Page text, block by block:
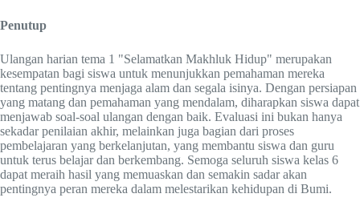
Penutup
Ulangan harian tema 1 "Selamatkan Makhluk Hidup" merupakan
kesempatan bagi siswa untuk menunjukkan pemahaman mereka
tentang pentingnya menjaga alam dan segala isinya. Dengan persiapan
yang matang dan pemahaman yang mendalam, diharapkan siswa dapat
menjawab soal-soal ulangan dengan baik. Evaluasi ini bukan hanya
sekadar penilaian akhir, melainkan juga bagian dari proses
pembelajaran yang berkelanjutan, yang membantu siswa dan guru
untuk terus belajar dan berkembang. Semoga seluruh siswa kelas 6
dapat meraih hasil yang memuaskan dan semakin sadar akan
pentingnya peran mereka dalam melestarikan kehidupan di Bumi.